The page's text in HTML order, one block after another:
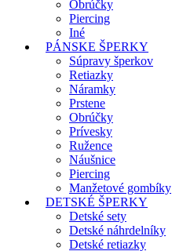
Obrúčky
Piercing
Iné
PÁNSKE ŠPERKY
Súpravy šperkov
Retiazky
Náramky
Prstene
Obrúčky
Prívesky
Ružence
Náušnice
Piercing
Manžetové gombíky
DETSKÉ ŠPERKY
Detské sety
Detské náhrdelníky
Detské retiazky